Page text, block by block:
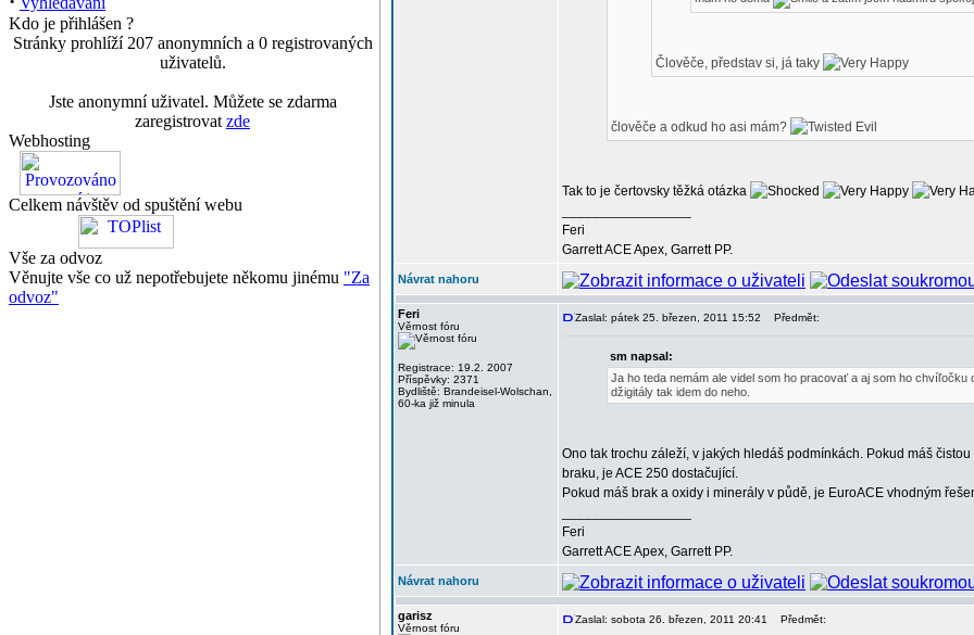
Kdo je přihlášen ?
Stránky prohlíží 207 anonymních a 0 registrovaných
uživatelů.
Jste anonymní uživatel. Můžete se zdarma
zaregistrovat zde
Webhosting
Celkem návštěv od spuštění webu
Vše za odvoz
Věnujte vše co už nepotřebujete někomu jinému "Za
odvoz"
Člověče, představ si, já taky
člověče a odkud ho asi mám?
Tak to je čertovsky těžká otázka
Feri
Garrett ACE Apex, Garrett PP.
Návrat nahoru
Feri
Věrnost fóru
Registrace: 19.2. 2007
Příspěvky: 2371
Bydliště: Brandeisel-Wolschan,
60-ka již minula
Zaslal: pátek 25. březen, 2011 15:52 Předmět:
sm napsal:
Ja ho teda nemám ale videl som ho pracovať a aj som ho
džigitály tak idem do neho.
Ono tak trochu záleží, v jakých hledáš podmínkách. Pokud máš
braku, je ACE 250 dostačující.
Pokud máš brak a oxidy i minerály v půdě, je EuroACE vhodným
Feri
Garrett ACE Apex, Garrett PP.
Návrat nahoru
garisz
Věrnost fóru
Zaslal: sobota 26. březen, 2011 20:41 Předmět: